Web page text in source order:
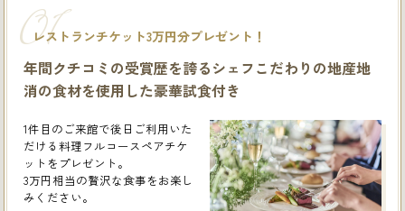
01
レストランチケット3万円分プレゼント！
年間クチコミの受賞歴を誇るシェフこだわりの地産地
消の食材を使用した豪華試食付き
1件目のご来館で後日ご利用いた
だける料理フルコースペアチケ
ットをプレゼント。
3万円相当の贅沢な食事をお楽し
みください。